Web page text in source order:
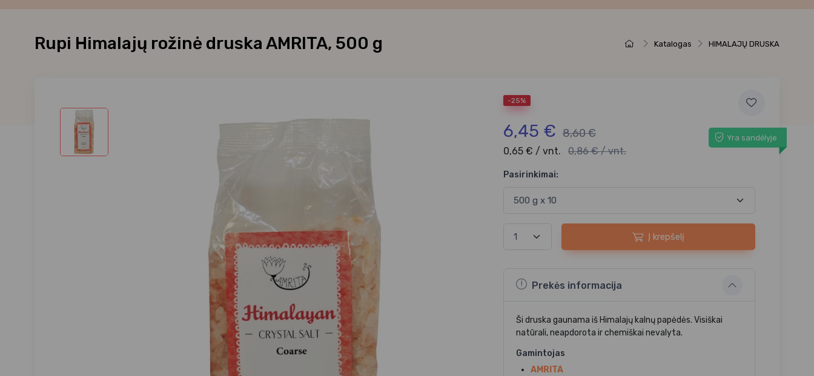
Katalogas HIMALAJŲ DRUSKA
Rupi Himalajų rožinė druska AMRITA, 500 g
-25%
6,45 € 8,60 € Yra sandėlyje
0,65 € / vnt. 0,86 € / vnt.
Pasirinkimai:
Į krepšelį
Prekės informacija
Ši druska gaunama iš Himalajų kalnų papėdės. Visiškai
natūrali, neapdorota ir chemiškai nevalyta.
Gamintojas
AMRITA